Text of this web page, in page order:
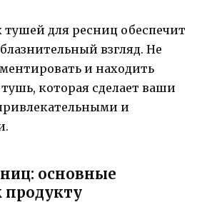
для ресниц обеспечит
взгляд. Не
и находить
которая сделает ваши
и
основные
продукту